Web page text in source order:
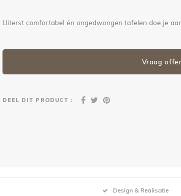
Uiterst comfortabel én ongedwongen tafelen doe je
Vraag
DEEL DIT PRODUCT :
Design & Realisatie